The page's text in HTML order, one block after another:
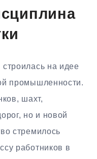
на идее
промышленности.
шахт,
но и новой
стремилось
работников в